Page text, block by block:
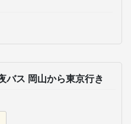
バス 岡山から東京行き